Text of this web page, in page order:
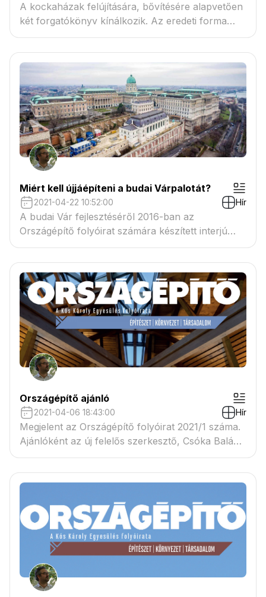
A kockaházak felújítására, bővítésére alapvetően
két forgatókönyv kínálkozik. Az eredeti forma
megmarad és annak toldása történik, vagy a ház
teljesen átalakul. Egy ilyen és egy olyan, egyaránt
kiemelkedő átalakítás tervezőjét kérdeztük
munkájukról és kockaházakról.
Miért kell újjáépíteni a budai Várpalotát?
2021-04-22 10:52:00 Hír
A budai Vár fejlesztéséről 2016-ban az
Országépítő folyóirat számára készített interjú
szerkesztett változata megjelent az újság
internetes felületén.
Országépítő ajánló
2021-04-06 18:43:00 Hír
Megjelent az Országépítő folyóirat 2021/1 száma.
Ajánlóként az új felelős szerkesztő, Csóka Balázs
beköszöntőjét olvashatják! Megrendelhető a
folyóirat internetes felületén: